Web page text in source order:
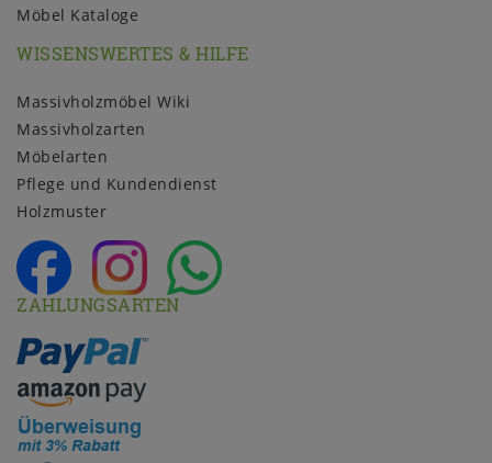
Möbel Kataloge
WISSENSWERTES & HILFE
Massivholzmöbel Wiki
Massivholzarten
Möbelarten
Pflege und Kundendienst
Holzmuster
ZAHLUNGSARTEN